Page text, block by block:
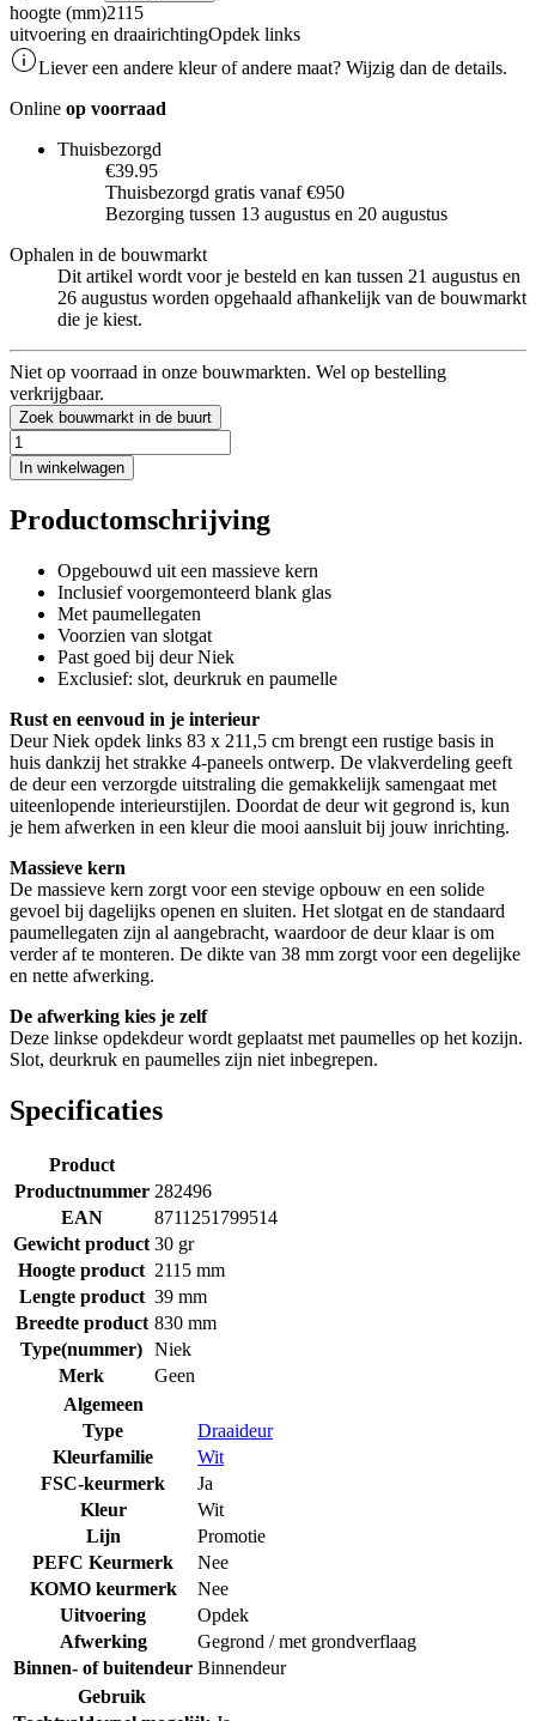
hoogte (mm)2115
uitvoering en draairichtingOpdek links
Liever een andere kleur of andere maat? Wijzig dan de details.
Online op voorraad
Thuisbezorgd
€39.95
Thuisbezorgd gratis vanaf €950
Bezorging tussen 13 augustus en 20 augustus
Ophalen in de bouwmarkt
Dit artikel wordt voor je besteld en kan tussen 21 augustus en
26 augustus worden opgehaald afhankelijk van de bouwmarkt
die je kiest.
Niet op voorraad in onze bouwmarkten. Wel op bestelling
verkrijgbaar.
Zoek bouwmarkt in de buurt
In winkelwagen
Productomschrijving
Opgebouwd uit een massieve kern
Inclusief voorgemonteerd blank glas
Met paumellegaten
Voorzien van slotgat
Past goed bij deur Niek
Exclusief: slot, deurkruk en paumelle
Rust en eenvoud in je interieur
Deur Niek opdek links 83 x 211,5 cm brengt een rustige basis in
huis dankzij het strakke 4-paneels ontwerp. De vlakverdeling geeft
de deur een verzorgde uitstraling die gemakkelijk samengaat met
uiteenlopende interieurstijlen. Doordat de deur wit gegrond is, kun
je hem afwerken in een kleur die mooi aansluit bij jouw inrichting.
Massieve kern
De massieve kern zorgt voor een stevige opbouw en een solide
gevoel bij dagelijks openen en sluiten. Het slotgat en de standaard
paumellegaten zijn al aangebracht, waardoor de deur klaar is om
verder af te monteren. De dikte van 38 mm zorgt voor een degelijke
en nette afwerking.
De afwerking kies je zelf
Deze linkse opdekdeur wordt geplaatst met paumelles op het kozijn.
Slot, deurkruk en paumelles zijn niet inbegrepen.
Specificaties
Product
Productnummer 282496
EAN
8711251799514
Gewicht product 30 gr
Hoogte product 2115 mm
Lengte product 39 mm
Breedte product 830 mm
Type(nummer) Niek
Merk
Geen
Algemeen
Type
Draaideur
Kleurfamilie
Wit
FSC-keurmerk
Ja
Kleur
Wit
Lijn
Promotie
PEFC Keurmerk
Nee
KOMO keurmerk
Nee
Uitvoering
Opdek
Afwerking
Gegrond / met grondverflaag
Binnen- of buitendeur Binnendeur
Gebruik